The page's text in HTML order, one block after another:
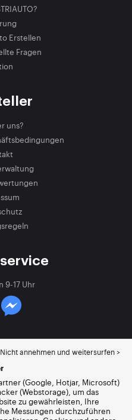
Erstellen
Fragen
uns?
9-17 Uhr
Nicht annehmen und weitersurfen >
(Google, Hotjar, Microsoft)
(Webstorage), um das
zu gewährleisten, Ihre
Messungen durchzuführen